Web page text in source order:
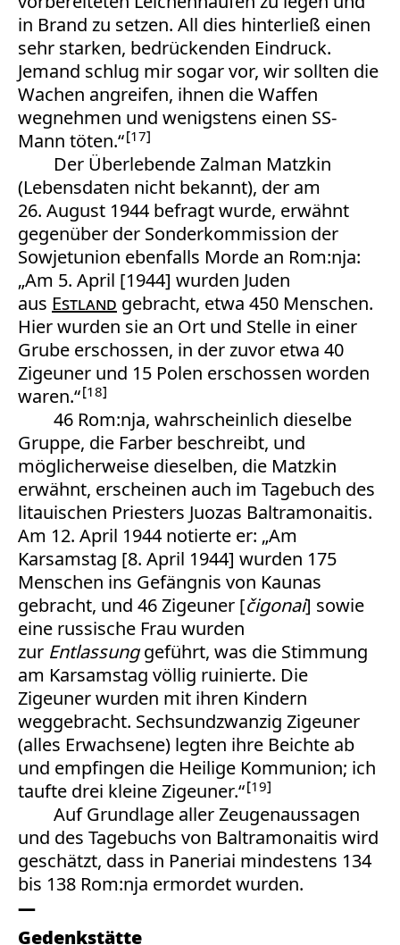
in Brand zu setzen. All dies hinterließ einen
sehr starken, bedrückenden Eindruck.
Jemand schlug mir sogar vor, wir sollten die
Wachen angreifen, ihnen die Waffen
wegnehmen und wenigstens einen SS-
Mann töten.“ 17
Der Überlebende Zalman Matzkin
(Lebensdaten nicht bekannt), der am
26. August 1944 befragt wurde, erwähnt
gegenüber der Sonderkommission der
Sowjetunion ebenfalls Morde an Rom:nja:
„Am 5. April [1944] wurden Juden
aus Estland gebracht, etwa 450 Menschen.
Hier wurden sie an Ort und Stelle in einer
Grube erschossen, in der zuvor etwa 40
Zigeuner und 15 Polen erschossen worden
waren.“ 18
46 Rom:nja, wahrscheinlich dieselbe
Gruppe, die Farber beschreibt, und
möglicherweise dieselben, die Matzkin
erwähnt, erscheinen auch im Tagebuch des
litauischen Priesters Juozas Baltramonaitis.
Am 12. April 1944 notierte er: „Am
Karsamstag [8. April 1944] wurden 175
Menschen ins Gefängnis von Kaunas
gebracht, und 46 Zigeuner [čigonai] sowie
eine russische Frau wurden
zur Entlassunggeführt, was die Stimmung
am Karsamstag völlig ruinierte. Die
Zigeuner wurden mit ihren Kindern
weggebracht. Sechsundzwanzig Zigeuner
(alles Erwachsene) legten ihre Beichte ab
und empfingen die Heilige Kommunion; ich
taufte drei kleine Zigeuner.“ 19
Auf Grundlage aller Zeugenaussagen
und des Tagebuchs von Baltramonaitis wird
geschätzt, dass in Paneriai mindestens 134
bis 138 Rom:nja ermordet wurden.
Gedenkstätte